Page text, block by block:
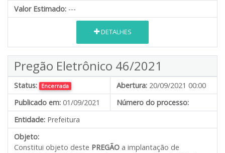
Valor Estimado: ---
DETALHES
Pregão Eletrônico 46/2021
Status: Encerrada Abertura: 20/09/2021 00:00
Publicado em: 01/09/2021
Número do processo:
Entidade: Prefeitura
Objeto:
Constitui objeto deste PREGÃO a implantação de